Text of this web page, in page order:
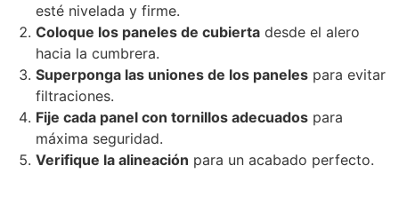
esté nivelada y firme.
Coloque los paneles de cubierta desde el alero
hacia la cumbrera.
Superponga las uniones de los paneles para evitar
filtraciones.
Fije cada panel con tornillos adecuados para
máxima seguridad.
Verifique la alineación para un acabado perfecto.